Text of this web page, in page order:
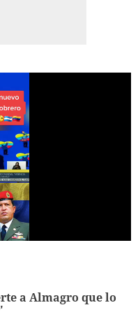
a Almagro que lo